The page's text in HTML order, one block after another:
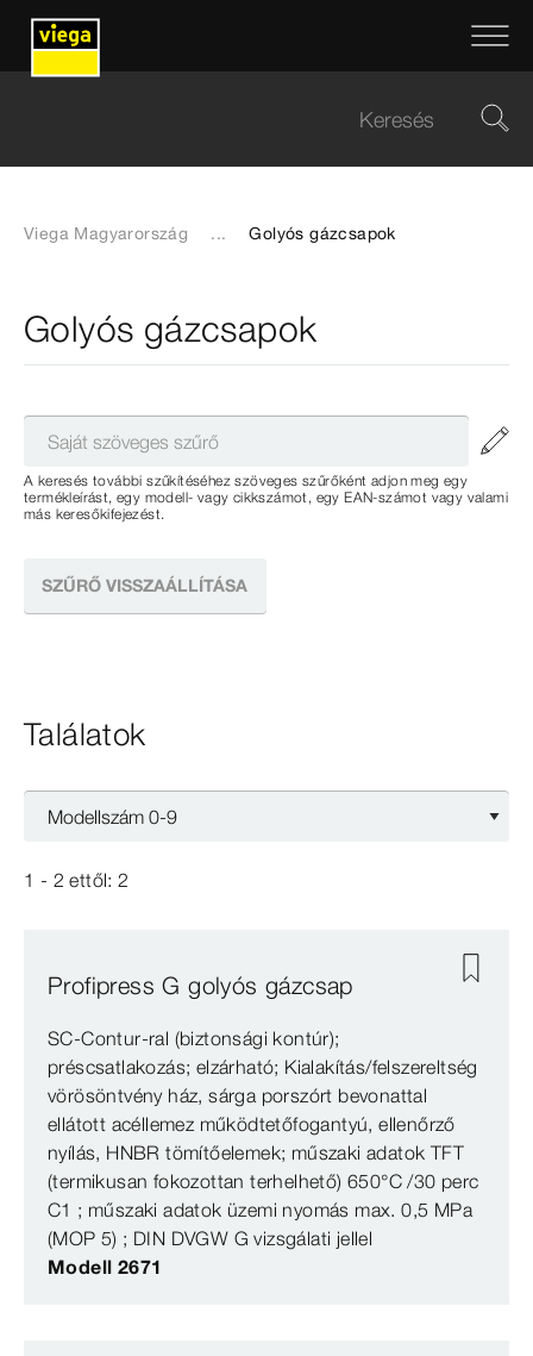
Viega Magyarország ... Golyós gázcsapok
Golyós gázcsapok
A keresés további szűkítéséhez szöveges szűrőként adjon meg egy
termékleírást, egy modell- vagy cikkszámot, egy EAN-számot vagy valami
más keresőkifejezést.
SZŰRŐ VISSZAÁLLÍTÁSA
Találatok
1 - 2 ettől:2
Profipress G golyós gázcsap
SC‑Contur-ral (biztonsági kontúr);
préscsatlakozás; elzárható; Kialakítás/felszereltség
vörösöntvény ház, sárga porszórt bevonattal
ellátott acéllemez működtetőfogantyú, ellenőrző
nyílás, HNBR tömítőelemek; műszaki adatok TFT
(termikusan fokozottan terhelhető) 650°C /30 perc
C1 ; műszaki adatok üzemi nyomás max. 0,5 MPa
(MOP 5) ; DIN DVGW G vizsgálati jellel
Modell 2671